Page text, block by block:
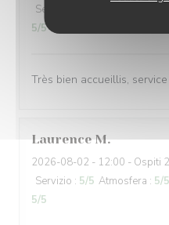
Servizio
5/5
Très bien accueillis,
Laurence M
2026-08-02 - 12:00 - Ospiti 2
Servizio : 5/5 Atmosfera : 5/5
5/5